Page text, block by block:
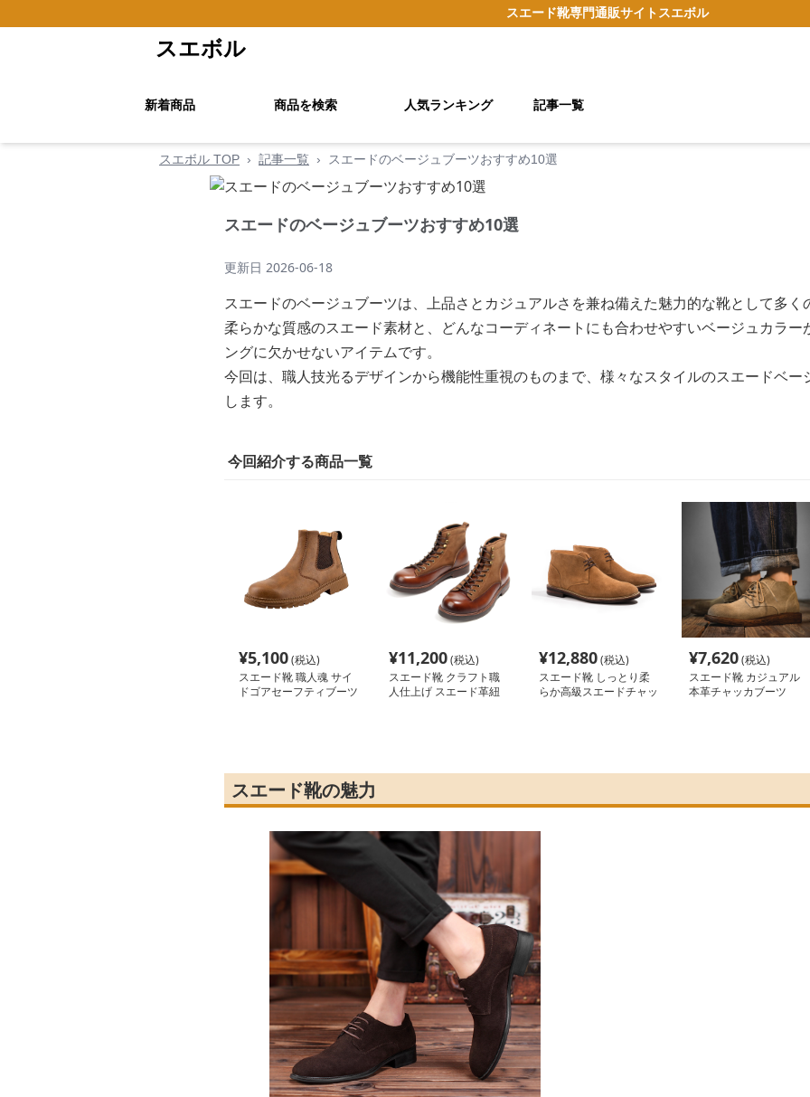
スエード靴専門通販サイト スエボル
スエボル
新着商品 商品を検索 人気ランキング 記事一覧
スエボル TOP › 記事一覧 › スエードのベージュブーツおすすめ10選
スエードのベージュブーツおすすめ10選
更新日 2026-06-18
スエードのベージュブーツは、上品さとカジュアルさを兼ね備えた魅力的な靴として多
柔らかな質感のスエード素材と、どんなコーディネートにも合わせやすいベージュカラ
ングに欠かせないアイテムです。
今回は、職人技光るデザインから機能性重視のものまで、様々なスタイルのスエードベ
します。
今回紹介する商品一覧
¥5,100(税込)
スエード靴 職人魂 サイ
ドゴアセーフティブーツ
¥11,200(税込)
スエード靴 クラフト職
人仕上げ スエード革紐
¥12,880(税込)
スエード靴 しっとり柔
らか高級スエードチャッ
¥7,620(税込)
スエード靴 カジュアル
本革チャッカブーツ
スエード靴の魅力